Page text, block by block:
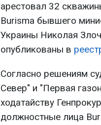
арестовал 32
Burisma бывшего
Украины Николая
опубликованы в
Согласно решениям
Север" и "Первая
ходатайству
должностные лица